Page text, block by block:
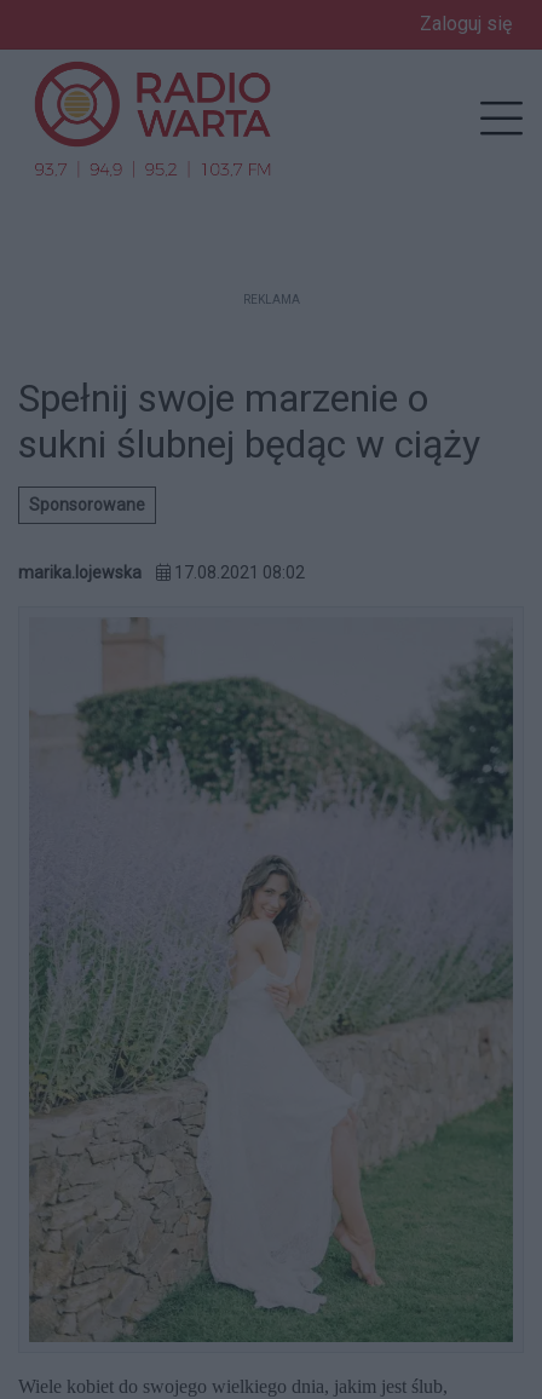
Zaloguj się
REKLAMA
Spełnij swoje marzenie o
sukni ślubnej będąc w ciąży
Sponsorowane
marika.lojewska 17.08.2021 08:02
Wiele kobiet do swojego wielkiego dnia, jakim jest ślub,